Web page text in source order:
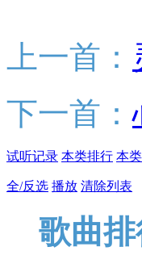
上一首：
下一首：
试听记录 本类排行 本
全/反选 播放 清除列表
歌曲